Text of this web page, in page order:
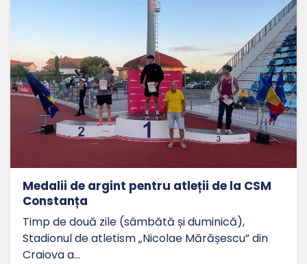
Medalii de argint pentru atleții de la CSM
Constanța
Timp de două zile (sâmbătă și duminică),
Stadionul de atletism „Nicolae Mărășescu” din
Craiova a…